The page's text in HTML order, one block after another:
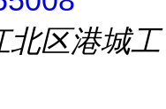
北区港城工